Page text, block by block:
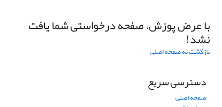
با عرض پوزش، صفحه درخواستی شما یافت
نشد!
بازگشت به صفحه اصلی
دسترسی سریع
صفحه اصلی